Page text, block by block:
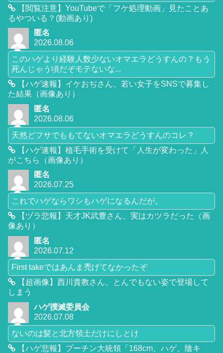
【閲覧注意】YouTubeで「フケ処理動画」見たことあ
るやついる？(動画あり)
匿名
2026.08.06
このハゲより経験人数少ないオマエラどうすんの？もう
死んじゃう頃だぞモテないな...
【ハゲ速報】イケおぢさん、若い女子をSNSで募集し
た結果（画像あり）
匿名
2026.08.06
天然どフサでももてないオマエラどうすんのコレ？
【ハゲ速報】植毛手術を受けて「人生が変わった」人
がこちら（画像あり）
匿名
2026.07.25
これでハゲならワシもハゲになるんだが。
【ヅラ悲報】天才JK武豊さん、実はカツラだった（画
像あり）
匿名
2026.07.12
First takeではあんま禿げてなかったぞ
【超画像】西川貴教さん、とんでもない姿で登場して
しまう
ハゲ撲滅委員会
2026.07.08
ないのは髪と北方領土だけにしとけ
【ハゲ悲報】プーチン大統領「168cm、ハゲ、陰キ